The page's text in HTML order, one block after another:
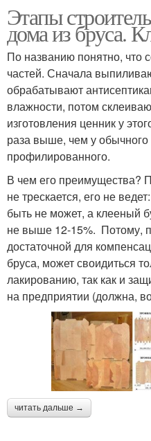
Этапы
дома из бруса.
По названию понятно, что
частей. Сначала
обрабатывают
влажности, потом
изготовления ценник у
раза выше, чем у
профилированного.
В чем его преимущества?
не трескается, его не
быть не может, а клееный
не выше 12-15%. Потому,
достаточной для
бруса, может своидиться
лакированию, так как и
на предприятии (должна,
читать дальше →